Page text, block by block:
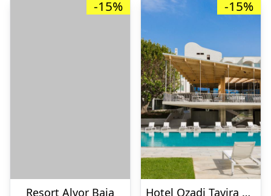
-15%
Resort Alvor Baia
-15%
Hotel Ozadi Tavira – Inklusiv billeje